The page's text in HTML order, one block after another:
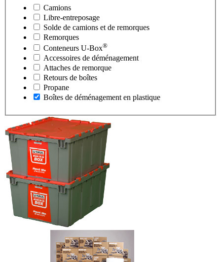
Camions
Libre-entreposage
Solde de camions et de remorques
Remorques
Conteneurs U-Box®
Accessoires de déménagement
Attaches de remorque
Retours de boîtes
Propane
Boîtes de déménagement en plastique